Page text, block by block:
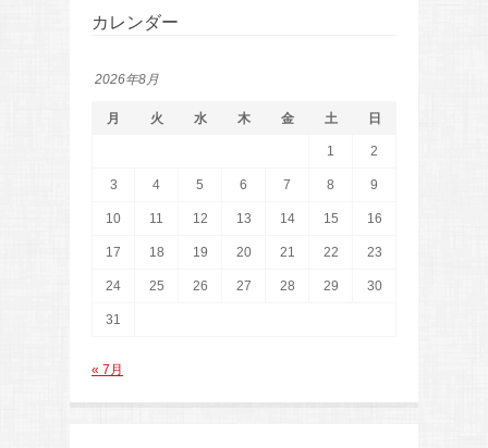
カレンダー
2026年8月
月 火 水 木 金 土 日
1 2
3 4 5 6 7 8 9
10 11 12 13 14 15 16
17 18 19 20 21 22 23
24 25 26 27 28 29 30
31
« 7月